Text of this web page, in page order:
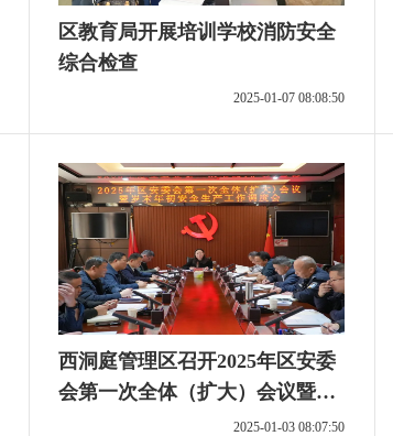
区教育局开展培训学校消防安全
综合检查
2025-01-07 08:08:50
西洞庭管理区召开2025年区安委
会第一次全体（扩大）会议暨岁
末年初安全生产工作调度会
2025-01-03 08:07:50